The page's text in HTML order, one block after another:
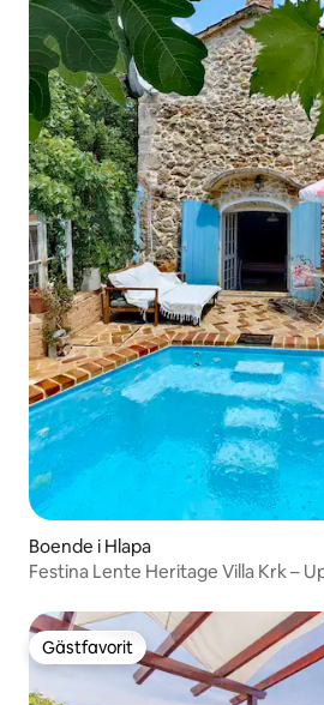
Boende i Hlapa
Festina Lente Heritage Villa Krk –
Gästfavorit
Gästfavorit